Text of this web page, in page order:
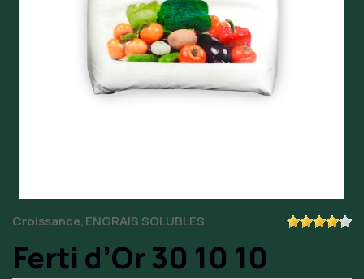
CroissanceENGRAIS SOLUBLES
Ferti d’Or 30 10 10